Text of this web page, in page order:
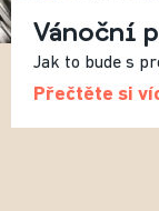
Vánoční
Jak to bude s
Přečtěte si